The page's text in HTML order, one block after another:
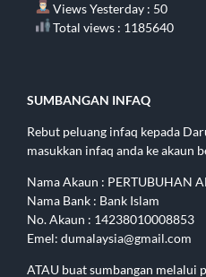
Views Yesterday : 50
Total views : 1185640
SUMBANGAN INFAQ
Rebut peluang infaq kepada
masukkan infaq anda ke akaun
Nama Akaun : PERTUBUHAN
Nama Bank : Bank Islam
No. Akaun : 14238010008853
Emel: dumalaysia@gmail.com
ATAU buat sumbangan melalui